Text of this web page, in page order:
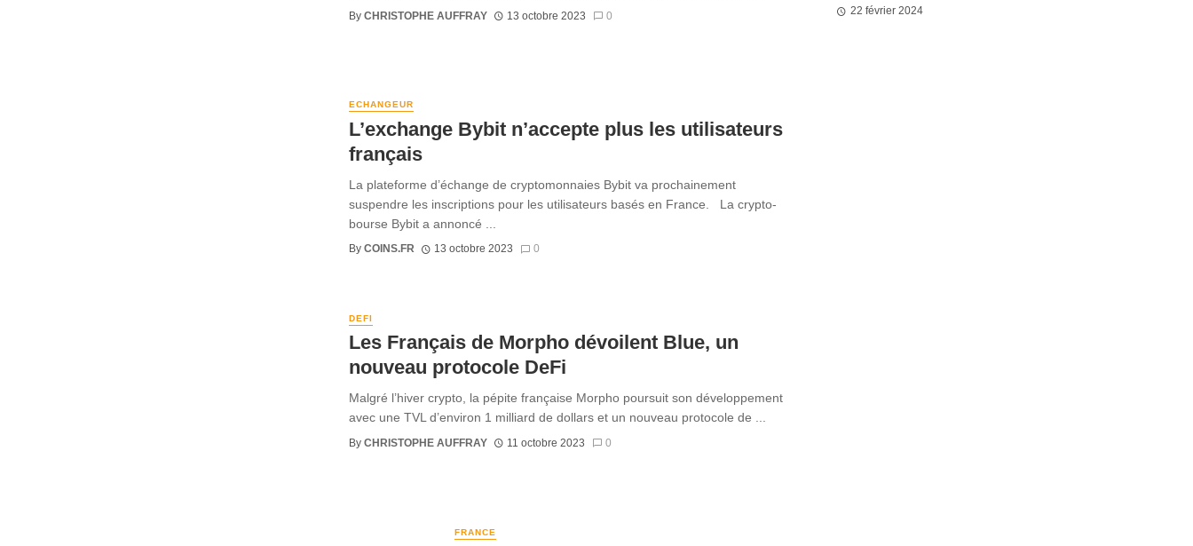
By CHRISTOPHE AUFFRAY 13 octobre 2023 0
ECHANGEUR
L’exchange Bybit n’accepte plus les utilisateurs
français
La plateforme d’échange de cryptomonnaies Bybit va prochainement
suspendre les inscriptions pour les utilisateurs basés en France. La crypto-
bourse Bybit a annoncé ...
By COINS.FR 13 octobre 2023 0
DEFI
Les Français de Morpho dévoilent Blue, un
nouveau protocole DeFi
Malgré l’hiver crypto, la pépite française Morpho poursuit son développement
avec une TVL d’environ 1 milliard de dollars et un nouveau protocole de ...
By CHRISTOPHE AUFFRAY 11 octobre 2023 0
FRANCE
22 février 2024